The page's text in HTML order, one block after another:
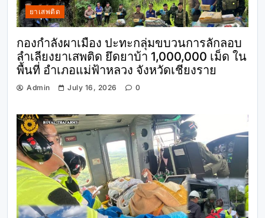
ยาเสพติด
กองกำลังผาเมือง ปะทะกลุ่มขบวนการลักลอบ
ลำเลียงยาเสพติด ยึดยาบ้า 1,000,000 เม็ด ใน
พื้นที่ อำเภอแม่ฟ้าหลวง จังหวัดเชียงราย
Admin July 16, 2026 0